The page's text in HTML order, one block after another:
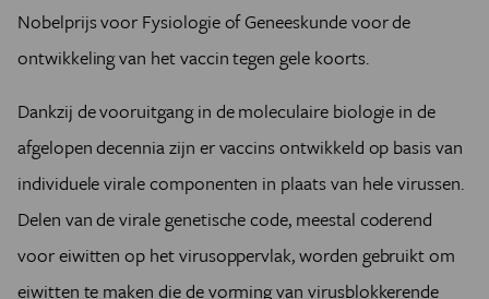
Nobelprijs voor Fysiologie of Geneeskunde voor de
ontwikkeling van het vaccin tegen gele koorts.
Dankzij de vooruitgang in de moleculaire biologie in de
afgelopen decennia zijn er vaccins ontwikkeld op basis van
individuele virale componenten in plaats van hele virussen.
Delen van de virale genetische code, meestal coderend
voor eiwitten op het virusoppervlak, worden gebruikt om
eiwitten te maken die de vorming van virusblokkerende